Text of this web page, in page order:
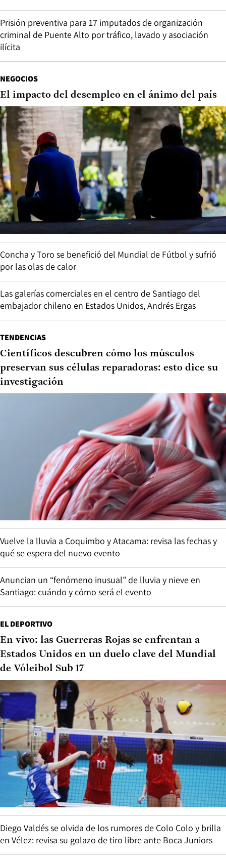
Prisión preventiva para 17 imputados de organización
criminal de Puente Alto por tráfico, lavado y asociación
ilícita
NEGOCIOS
El impacto del desempleo en el ánimo del país
Concha y Toro se benefició del Mundial de Fútbol y sufrió
por las olas de calor
Las galerías comerciales en el centro de Santiago del
embajador chileno en Estados Unidos, Andrés Ergas
TENDENCIAS
Científicos descubren cómo los músculos
preservan sus células reparadoras: esto dice su
investigación
Vuelve la lluvia a Coquimbo y Atacama: revisa las fechas y
qué se espera del nuevo evento
Anuncian un “fenómeno inusual” de lluvia y nieve en
Santiago: cuándo y cómo será el evento
EL DEPORTIVO
En vivo: las Guerreras Rojas se enfrentan a
Estados Unidos en un duelo clave del Mundial
de Vóleibol Sub 17
Diego Valdés se olvida de los rumores de Colo Colo y brilla
en Vélez: revisa su golazo de tiro libre ante Boca Juniors